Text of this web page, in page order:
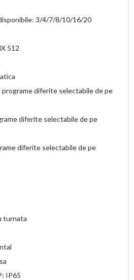
3/4/7/8/10/16/20
512
diferite selectabile de pe
diferite selectabile de pe
diferite selectabile de pe
turnata
IP65